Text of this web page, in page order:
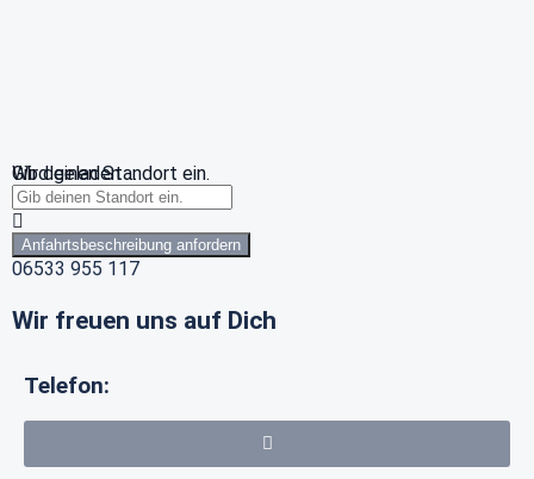
Wird geladen …
Gib deinen Standort ein.
Anfahrtsbeschreibung anfordern
06533 955 117
Wir freuen uns auf Dich
Telefon: